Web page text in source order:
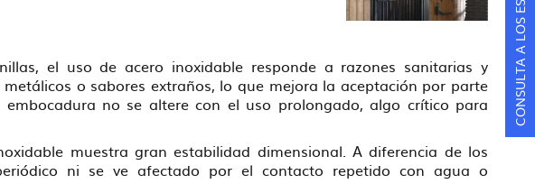
el uso de acero inoxidable responde a razones sanitarias y
o sabores extraños, lo que mejora la aceptación por parte
no se altere con el uso prolongado, algo crítico para
muestra gran estabilidad dimensional. A diferencia de los
ni se ve afectado por el contacto repetido con agua o